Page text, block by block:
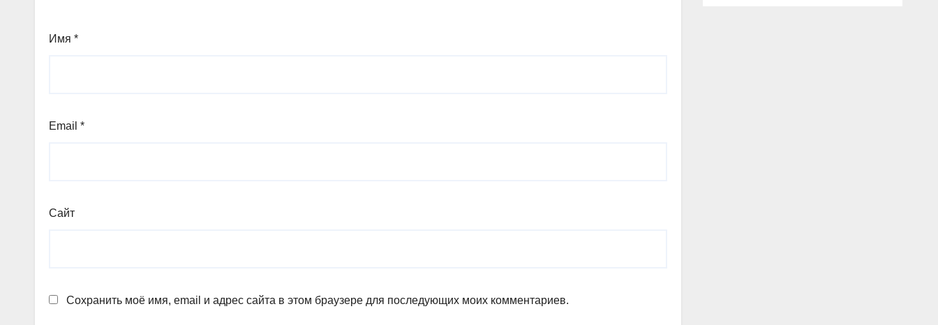
Имя *
Email *
Сайт
Сохранить моё имя, email и адрес сайта в этом браузере для последующих моих комментариев.